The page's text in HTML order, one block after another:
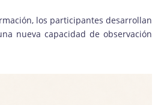
los participantes desarrollan
nueva capacidad de observación